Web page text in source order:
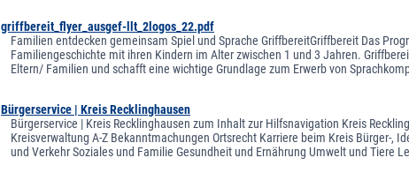
griffbereit_flyer_ausgef-llt_2logos_22.pdf
Familien entdecken gemeinsam Spiel und Sprache GriffbereitGriffbereit Das
Familiengeschichte mit ihren Kindern im Alter zwischen 1 und 3 Jahren.
Eltern/ Familien und schafft eine wichtige Grundlage zum Erwerb von
Bürgerservice | Kreis Recklinghausen
Bürgerservice | Kreis Recklinghausen zum Inhalt zur Hilfsnavigation Kreis
Kreisverwaltung A-Z Bekanntmachungen Ortsrecht Karriere beim Kreis Bürger-,
und Verkehr Soziales und Familie Gesundheit und Ernährung Umwelt und Tiere